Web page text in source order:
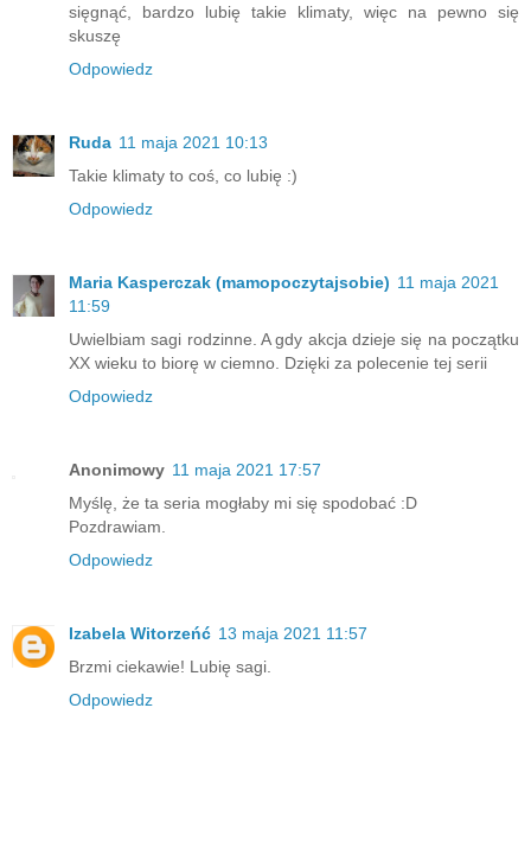
sięgnąć, bardzo lubię takie klimaty, więc na pewno się
skuszę
Odpowiedz
Ruda 11 maja 2021 10:13
Takie klimaty to coś, co lubię :)
Odpowiedz
Maria Kasperczak (mamopoczytajsobie) 11 maja 2021
11:59
Uwielbiam sagi rodzinne. A gdy akcja dzieje się na początku
XX wieku to biorę w ciemno. Dzięki za polecenie tej serii
Odpowiedz
Anonimowy 11 maja 2021 17:57
Myślę, że ta seria mogłaby mi się spodobać :D
Pozdrawiam.
Odpowiedz
Izabela Witorzeńć 13 maja 2021 11:57
Brzmi ciekawie! Lubię sagi.
Odpowiedz